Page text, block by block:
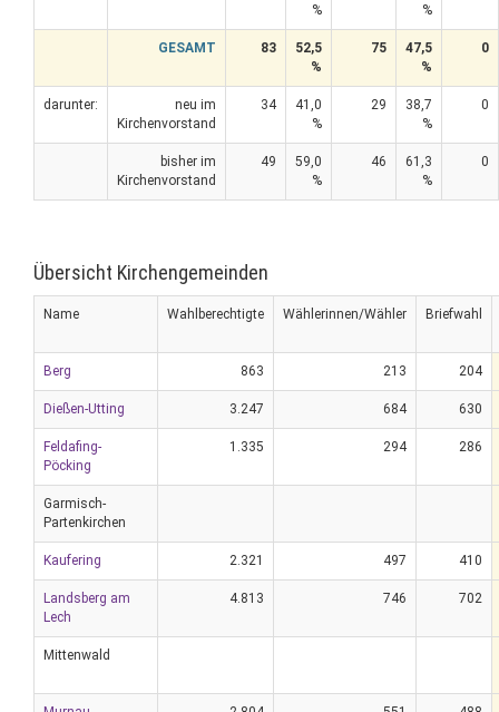
%
%
GESAMT 83
52,5
%
75
47,5
%
0
darunter:
neu im
Kirchenvorstand
34
41,0
%
29
38,7
%
0
bisher im
Kirchenvorstand
49
59,0
%
46
61,3
%
0
Übersicht Kirchengemeinden
Name Wahlberechtigte Wählerinnen/Wähler Briefwahl
Berg 863 213 204
Dießen-Utting 3.247 684 630
Feldafing-
Pöcking
1.335 294 286
Garmisch-
Partenkirchen
Kaufering 2.321 497 410
Landsberg am
Lech
4.813 746 702
Mittenwald